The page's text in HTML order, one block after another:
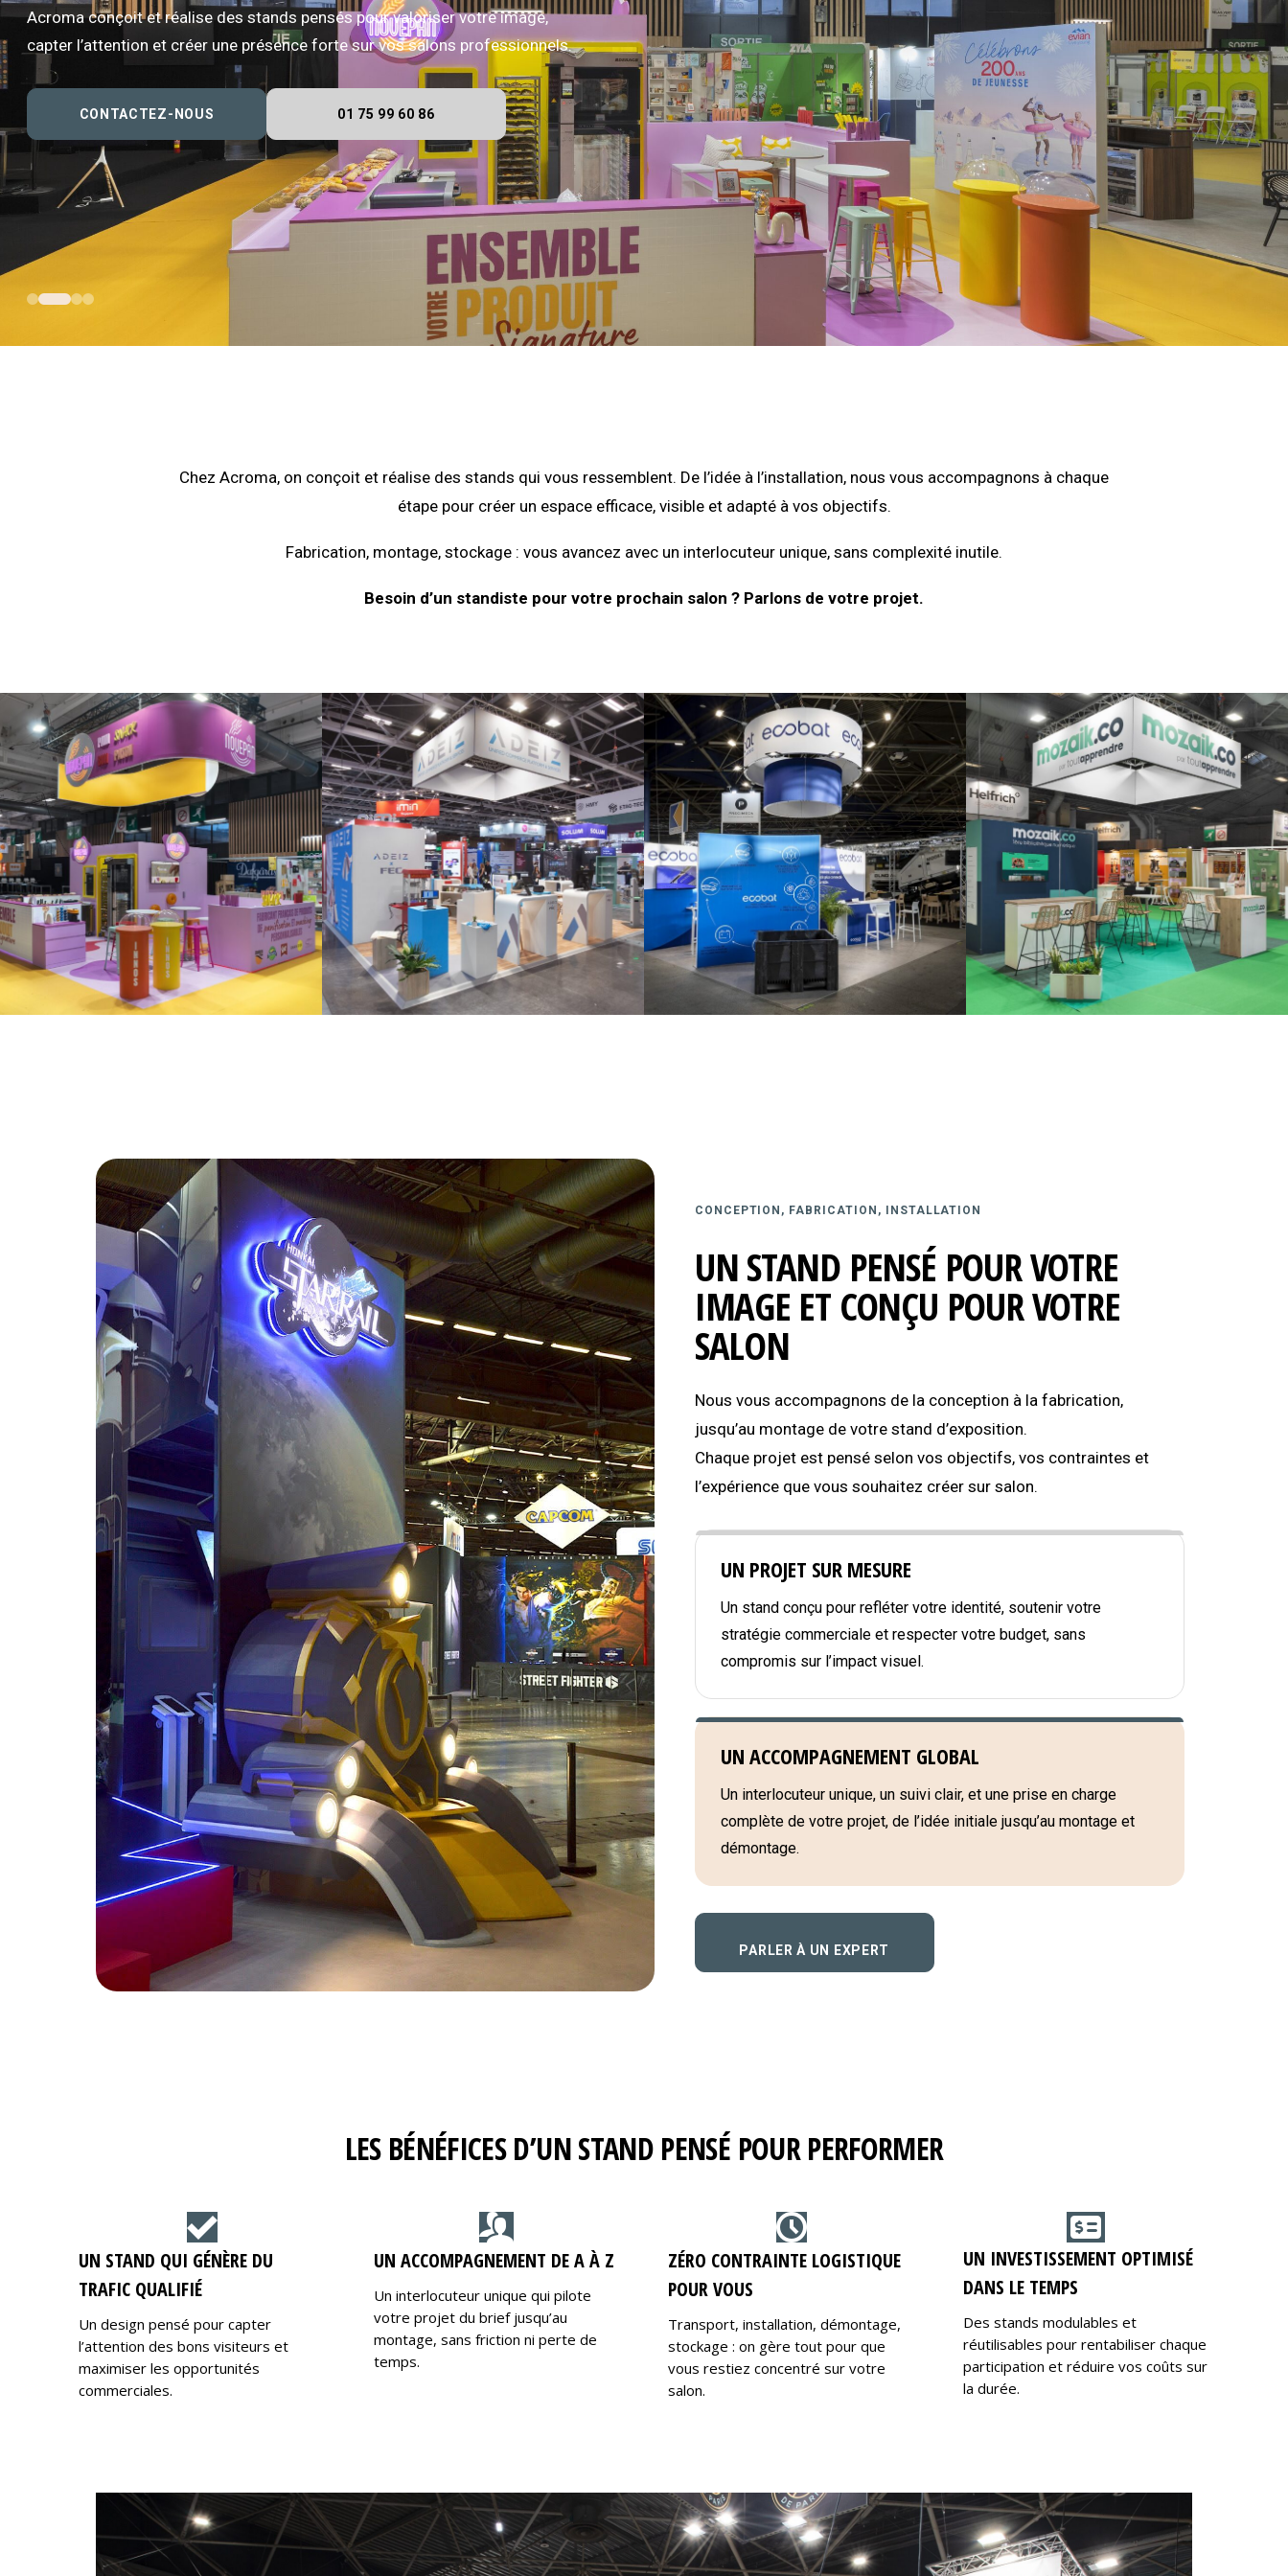
Acroma conçoit et réalise des stands pensés pour valoriser votre image,
capter l’attention et créer une présence forte sur vos salons professionnels.
CONTACTEZ-NOUS 01 75 99 60 86
Chez Acroma, on conçoit et réalise des stands qui vous ressemblent. De l’idée à l’installation, nous vous accompagnons à chaque
étape pour créer un espace efficace, visible et adapté à vos objectifs.
Fabrication, montage, stockage : vous avancez avec un interlocuteur unique, sans complexité inutile.
Besoin d’un standiste pour votre prochain salon ? Parlons de votre projet.
CONCEPTION, FABRICATION, INSTALLATION
UN STAND PENSÉ POUR VOTRE
IMAGE ET CONÇU POUR VOTRE
SALON
Nous vous accompagnons de la conception à la fabrication,
jusqu’au montage de votre stand d’exposition.
Chaque projet est pensé selon vos objectifs, vos contraintes et
l’expérience que vous souhaitez créer sur salon.
UN PROJET SUR MESURE
Un stand conçu pour refléter votre identité, soutenir votre
stratégie commerciale et respecter votre budget, sans
compromis sur l’impact visuel.
UN ACCOMPAGNEMENT GLOBAL
Un interlocuteur unique, un suivi clair, et une prise en charge
complète de votre projet, de l’idée initiale jusqu’au montage et
démontage.
PARLER À UN EXPERT
LES BÉNÉFICES D’UN STAND PENSÉ POUR PERFORMER
UN STAND QUI GÉNÈRE DU
TRAFIC QUALIFIÉ
Un design pensé pour capter
l’attention des bons visiteurs et
maximiser les opportunités
commerciales.
UN ACCOMPAGNEMENT DE A À Z
Un interlocuteur unique qui pilote
votre projet du brief jusqu’au
montage, sans friction ni perte de
temps.
ZÉRO CONTRAINTE LOGISTIQUE
POUR VOUS
Transport, installation, démontage,
stockage : on gère tout pour que
vous restiez concentré sur votre
salon.
UN INVESTISSEMENT OPTIMISÉ
DANS LE TEMPS
Des stands modulables et
réutilisables pour rentabiliser chaque
participation et réduire vos coûts sur
la durée.